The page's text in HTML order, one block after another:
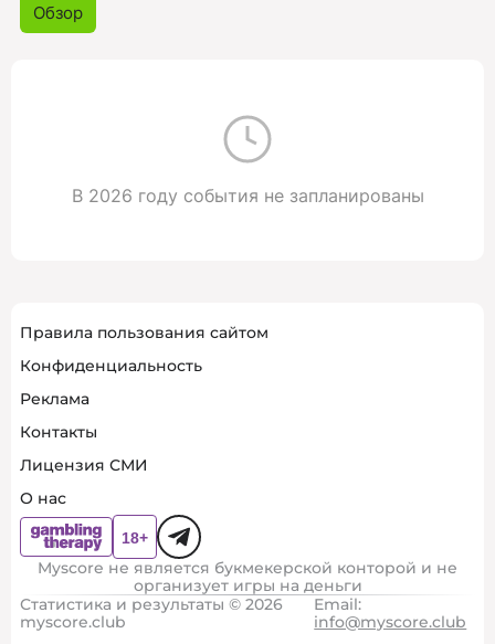
Обзор
В 2026 году события не запланированы
Правила пользования сайтом
Конфиденциальность
Реклама
Контакты
Лицензия СМИ
О нас
Myscore не является букмекерской конторой и не
организует игры на деньги
Статистика и результаты © 2026
myscore.club
Email:
info@myscore.club